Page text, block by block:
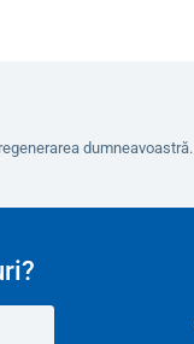
dumneavoastră.